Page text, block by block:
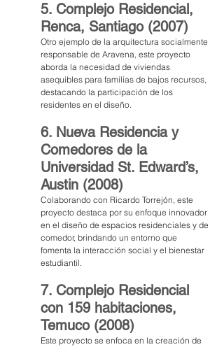
5. Complejo Residencial,
Renca, Santiago (2007)
Otro ejemplo de la arquitectura socialmente
responsable de Aravena, este proyecto
aborda la necesidad de viviendas
asequibles para familias de bajos recursos,
destacando la participación de los
residentes en el diseño.
6. Nueva Residencia y
Comedores de la
Universidad St. Edward’s,
Austin (2008)
Colaborando con Ricardo Torrejón, este
proyecto destaca por su enfoque innovador
en el diseño de espacios residenciales y de
comedor, brindando un entorno que
fomenta la interacción social y el bienestar
estudiantil.
7. Complejo Residencial
con 159 habitaciones,
Temuco (2008)
Este proyecto se enfoca en la creación de